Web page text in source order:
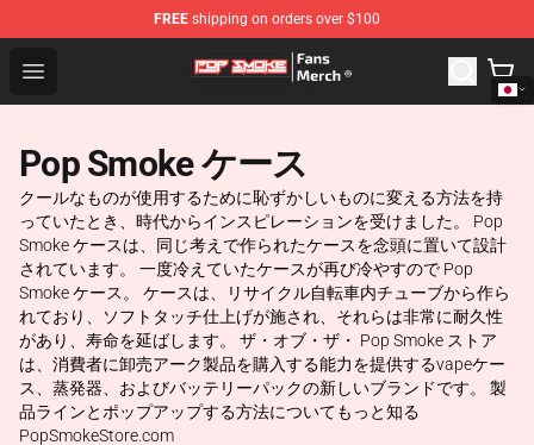
FREE shipping on orders over $100
Open menu
Pop Smoke Store - Official Pop Smoke Merchandise
Pop Smoke ケース
クールなものが使用するために恥ずかしいものに変える方法を持
っていたとき、時代からインスピレーションを受けました。 Pop
Smoke ケースは、同じ考えで作られたケースを念頭に置いて設計
されています。 一度冷えていたケースが再び冷やすので Pop
Smoke ケース。 ケースは、リサイクル自転車内チューブから作ら
れており、ソフトタッチ仕上げが施され、それらは非常に耐久性
があり、寿命を延ばします。 ザ・オブ・ザ・ Pop Smoke ストア
は、消費者に卸売アーク製品を購入する能力を提供するvapeケー
ス、蒸発器、およびバッテリーパックの新しいブランドです。 製
品ラインとポップアップする方法についてもっと知る
PopSmokeStore.com